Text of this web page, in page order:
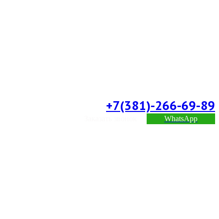
+7(381)-266-69-89
WhatsApp